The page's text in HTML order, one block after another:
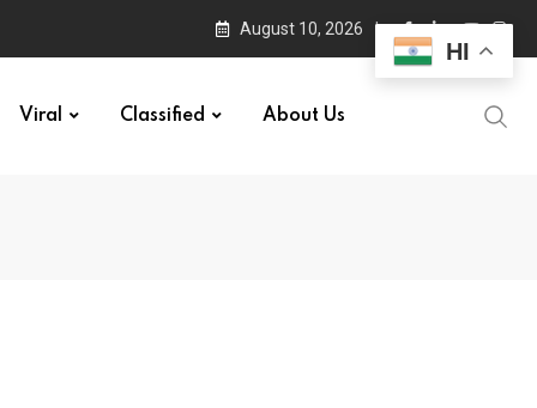
August 10, 2026
Viral Classified About Us
HI